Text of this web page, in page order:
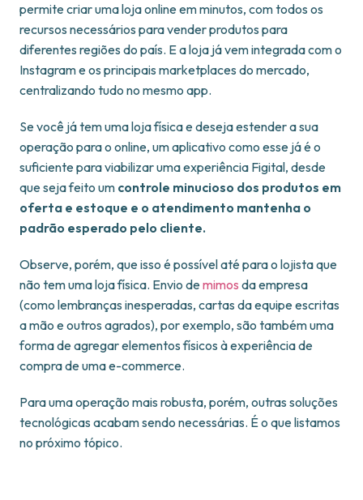
permite criar uma loja online em minutos, com todos os
recursos necessários para vender produtos para
diferentes regiões do país. E a loja já vem integrada com o
Instagram e os principais marketplaces do mercado,
centralizando tudo no mesmo app.
Se você já tem uma loja física e deseja estender a sua
operação para o online, um aplicativo como esse já é o
suficiente para viabilizar uma experiência Figital, desde
que seja feito um controle minucioso dos produtos em
oferta e estoque e o atendimento mantenha o
padrão esperado pelo cliente.
Observe, porém, que isso é possível até para o lojista que
não tem uma loja física. Envio demimos da empresa
(como lembranças inesperadas, cartas da equipe escritas
a mão e outros agrados), por exemplo, são também uma
forma de agregar elementos físicos à experiência de
compra de uma e-commerce.
Para uma operação mais robusta, porém, outras soluções
tecnológicas acabam sendo necessárias. É o que listamos
no próximo tópico.